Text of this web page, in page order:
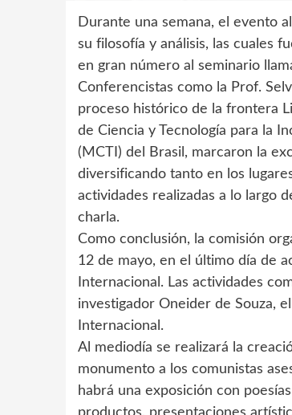
Durante una semana, el evento
su filosofía y análisis, las cuales
en gran número al seminario
Conferencistas como la Prof.
proceso histórico de la frontera
de Ciencia y Tecnología para la
(MCTI) del Brasil, marcaron la
diversificando tanto en los
actividades realizadas a lo largo
charla.
Como conclusión, la comisión
12 de mayo, en el último día de
Internacional. Las actividades
investigador Oneider de Souza,
Internacional.
Al mediodía se realizará la
monumento a los comunistas
habrá una exposición con